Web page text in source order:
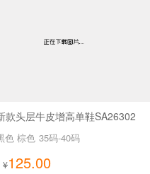
款头层牛皮增高单鞋SA26302
色 棕色 35码-40码
¥125.00